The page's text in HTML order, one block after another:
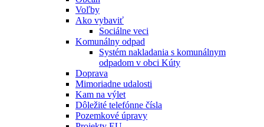
Voľby
Ako vybaviť
Sociálne veci
Komunálny odpad
Systém nakladania s komunálnym
odpadom v obci Kúty
Doprava
Mimoriadne udalosti
Kam na výlet
Dôležité telefónne čísla
Pozemkové úpravy